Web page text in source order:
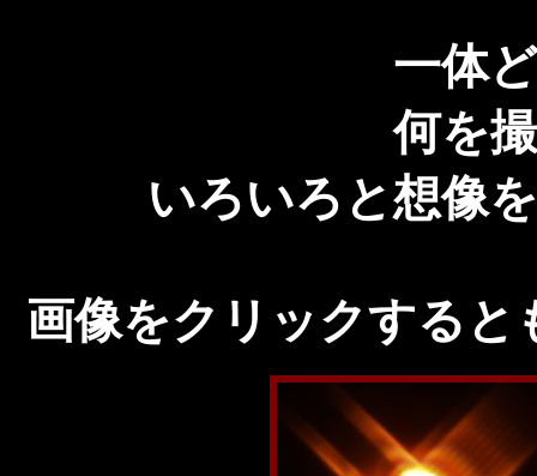
一体
何を
いろいろと想像
画像をクリックする